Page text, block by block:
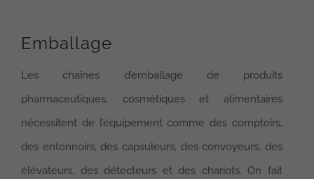
Emballage
Les chaînes d’emballage de produits
pharmaceutiques, cosmétiques et alimentaires
nécessitent de l’équipement comme des comptoirs,
des entonnoirs, des capsuleurs, des convoyeurs, des
élévateurs, des détecteurs et des chariots. On fait